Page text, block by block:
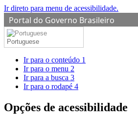
Ir direto para menu de acessibilidade.
Portal do Governo Brasileiro
Portuguese
Ir para o conteúdo 1
Ir para o menu 2
Ir para a busca 3
Ir para o rodapé 4
Opções de acessibilidade